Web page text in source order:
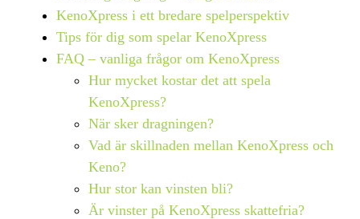
KenoXpress i ett bredare spelperspektiv
Tips för dig som spelar KenoXpress
FAQ – vanliga frågor om KenoXpress
Hur mycket kostar det att spela
KenoXpress?
När sker dragningen?
Vad är skillnaden mellan KenoXpress och
Keno?
Hur stor kan vinsten bli?
Är vinster på KenoXpress skattefria?